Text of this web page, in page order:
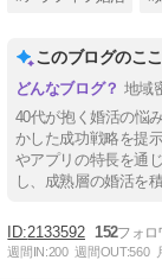
このブログのこ
地域
40代が抱く婚活の悩
かした成功戦略を提
やアプリの特長を通
し、成熟層の婚活を
2133592 152
週間IN:200 週間OUT:560